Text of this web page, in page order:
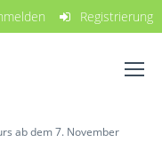
Registrierung
ab dem 7. November